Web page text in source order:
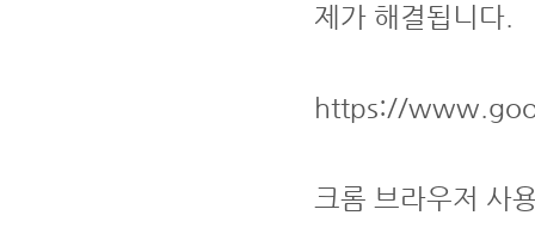
제가 해결됩니다.
https://
크롬 브라우저 사